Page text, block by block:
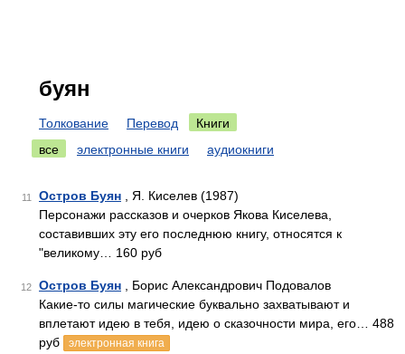
буян
Толкование Перевод
Книги
все
электронные книги аудиокниги
11 Остров Буян , Я. Киселев (1987)
Персонажи рассказов и очерков Якова Киселева,
составивших эту его последнюю книгу, относятся к
"великому… 160 руб
12 Остров Буян , Борис Александрович Подовалов
Какие-то силы магические буквально захватывают и
вплетают идею в тебя, идею о сказочности мира, его… 488
руб
электронная книга